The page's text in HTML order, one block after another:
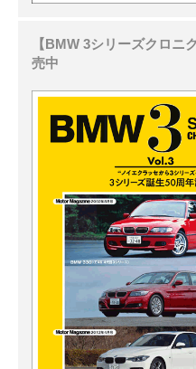
【BMW 3シリーズクロニ
売中